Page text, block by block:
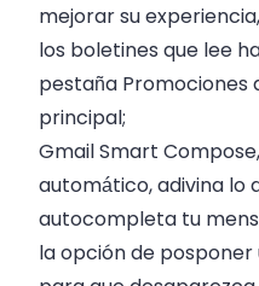
mejorar su
los boletines que lee
pestaña Promociones
principal;
Gmail Smart
automático, adivina lo
autocompleta tu
la opción de